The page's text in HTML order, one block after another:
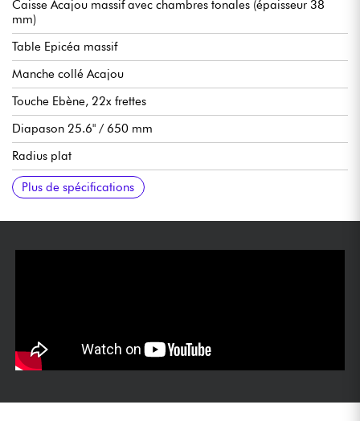
Caisse Acajou massif avec chambres tonales (épaisseur 38
mm)
Table Epicéa massif
Manche collé Acajou
Touche Ebène, 22x frettes
Diapason 25.6" / 650 mm
Radius plat
Largeur manche 1e frette 48 mm
Epaisseur manche 1e frette 20 mm
Epaisseur manche 9e frette 23 mm
Préampli double source Fishman Stage System avec volume,
EQ et mélangeur piezo / capteurs
Mécaniques Cordoba type classique
Sillets en os
Finition brillant
Vendue avec étui rigide Cordoba
Plus de spécifications